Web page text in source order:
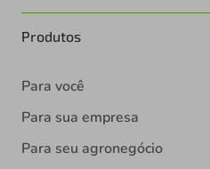
Produtos
Para você
Para sua empresa
Para seu agronegócio